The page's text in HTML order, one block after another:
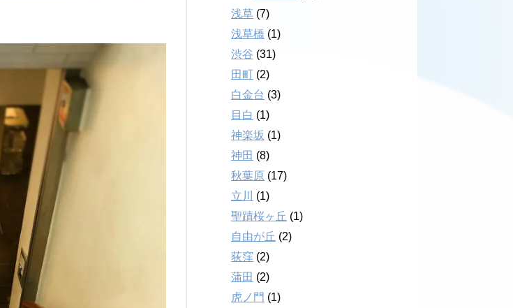
浅草 (7)
浅草橋 (1)
渋谷 (31)
田町 (2)
白金台 (3)
目白 (1)
神楽坂 (1)
神田 (8)
秋葉原 (17)
立川
(1)
聖蹟桜ヶ丘 (1)
自由が丘 (2)
荻窪 (2)
蒲田 (2)
虎ノ門 (1)